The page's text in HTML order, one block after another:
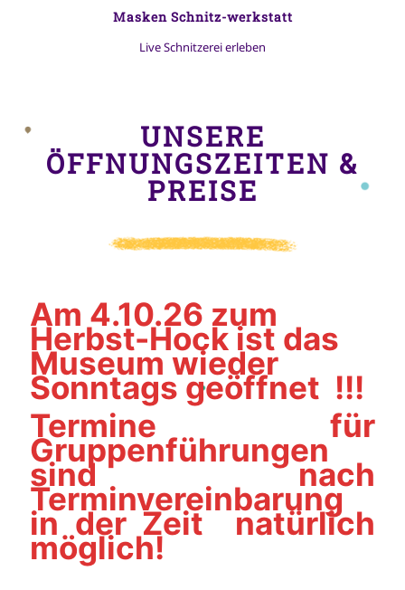
Masken Schnitz-werkstatt
Live Schnitzerei erleben
UNSERE
ÖFFNUNGSZEITEN &
PREISE
Am 4.10.26 zum
Herbst-Hock ist das
Museum wieder
Sonntags geöffnet !!!
Termine für
Gruppenführungen
sind nach
Terminvereinbarung
in der Zeit natürlich
möglich!